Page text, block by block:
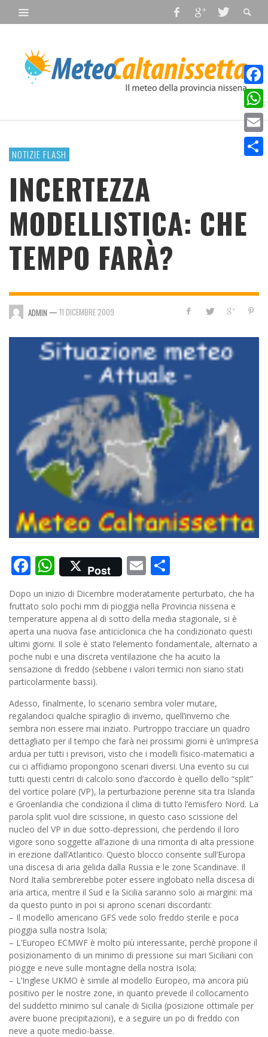
NOTIZIE FLASH
INCERTEZZA
MODELLISTICA: CHE
TEMPO FARÀ?
ADMIN — 11 DICEMBRE 2009
Facebook
WhatsApp
Post Email
Dopo un inizio di Dicembre moderatamente perturbato, che ha
fruttato solo pochi mm di pioggia nella Provincia nissena e
temperature appena al di sotto della media stagionale, si è
aperta una nuova fase anticiclonica che ha condizionato questi
ultimi giorni. Il sole è stato l’elemento fondamentale, alternato a
poche nubi e una discreta ventilazione che ha acuito la
sensazione di freddo (sebbene i valori termici non siano stati
particolarmente bassi).
Adesso, finalmente, lo scenario sembra voler mutare,
regalandoci qualche spiraglio di inverno, quell’inverno che
sembra non essere mai inziato. Purtroppo tracciare un quadro
dettagliato per il tempo che farà nei prossimi giorni è un’impresa
ardua per tutti i previsori, visto che i modelli fisico-matematici a
cui ci affidiamo propongono scenari diversi. Una evento su cui
tutti questi centri di calcolo sono d’accordo è quello dello “split”
del vortice polare (VP), la perturbazione perenne sita tra Islanda
e Groenlandia che condiziona il clima di tutto l’emisfero Nord. La
parola split vuol dire scissione, in questo caso scissione del
nucleo del VP in due sotto-depressioni, che perdendo il loro
vigore sono soggette all’azione di una rimonta di alta pressione
in erezione dall’Atlantico. Questo blocco consente sull’Europa
una discesa di aria gelida dalla Russia e le zone Scandinave. Il
Nord Italia sembrerebbe poter essere inglobato nella discesa di
aria artica, mentre il Sud e la Sicilia saranno solo ai margini: ma
da questo punto in poi si aprono scenari discordanti:
– Il modello americano GFS vede solo freddo sterile e poca
pioggia sulla nostra Isola;
– L’Europeo ECMWF è molto più interessante, perchè propone il
posizionamento di un minimo di pressione sui mari Siciliani con
piogge e neve sulle montagne della nostra Isola;
– L’Inglese UKMO è simile al modello Europeo, ma ancora più
positivo per le nostre zone, in quanto prevede il collocamento
del suddetto minimo sul canale di Sicilia (posizione ottimale per
avere buone precipitazioni), e a seguire un po di freddo con
neve a quote medio-basse.
Email